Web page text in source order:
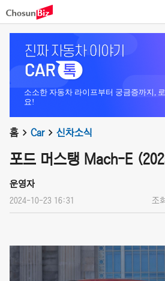
소소한 자동차 라이프부터 궁금증까지,
요!
홈 Car 신차소식
포드 머스탱 Mach-E
운영자
2024-10-23 16:31 조